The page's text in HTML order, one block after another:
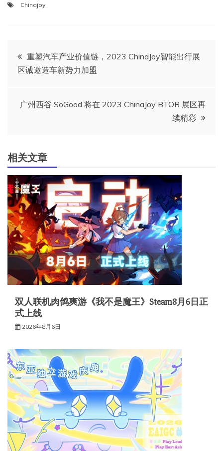
Chinajoy
文
章
导
重塑汽车产业价值链，2023 ChinaJoy智能出行展
区诚邀造车新势力加盟
广州西谷 SoGood 将在 2023 ChinaJoy BTOB 展区再
续精彩
相关文章
双人联机肉鸽爽游《我不是魔王》Steam8月6日正
式上线
2026年8月6日